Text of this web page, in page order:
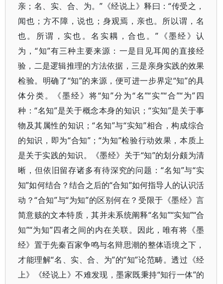
亲；名、实、合、为。”《经说上》释曰：“传受之，
闻也；方不障，说也；身观焉，亲也。所以谓，名
也。所谓，实也。名实耦，合也。”《墨经》认
为，“知”有三种主要来源：一是目见耳闻的直接经
验，二是逻辑推理的方法依据，三是亲身实践的效果
检验。明确了“知”的来源，便可进一步界定“知”的具
体分类。《墨经》将“知”分为“名”“实”“合”“为”四
种：“名知”是关于概念本身的知识；“实知”是关于事
物及其属性的知识；“名知”与“实知”相合，构成综合
的知识，即为“合知”；“为知”检验行动效果，本质上
是关于实践的知识。《墨经》关于“知”的划分颇为清
晰，但依旧留存诸多有待深究的问题：“名知”与“实
知”如何结合？结合之后的“合知”如何指导人的认识活
动？“合知”与“为知”的区别何在？受限于《墨经》言
简意赅的文本特质，其并未系统阐释“名知”“实知”“合
知”“为知”四者之间的内在关联。因此，唯有将《墨
经》置于先秦百家争鸣与名辩思潮的整体语境之下，
才能理解“名、实、合、为”的“知”论范畴。透过《经
上》《经说上》不难发现，墨家既秉持“知行一体”的